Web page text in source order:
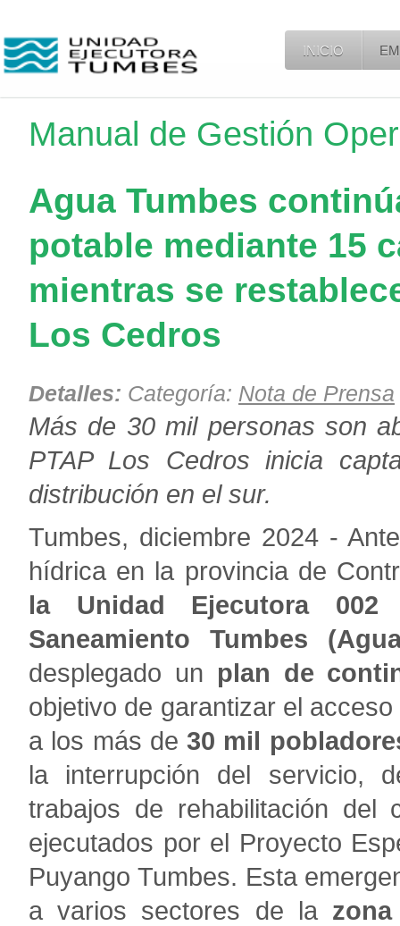
INICIO
Manual de Gestión
Agua Tumbes
potable mediante 15
mientras se
Los Cedros
Detalles: Categoría: Nota de Prensa
Más de 30 mil personas son
PTAP Los Cedros inicia
distribución en el sur.
Tumbes, diciembre 2024 - Ante
hídrica en la provincia de
la Unidad Ejecutora 002
Saneamiento Tumbes
desplegado un plan de
objetivo de garantizar el
a los más de 30 mil
la interrupción del servicio,
trabajos de rehabilitación del
ejecutados por el Proyecto
Puyango Tumbes. Esta
a varios sectores de la